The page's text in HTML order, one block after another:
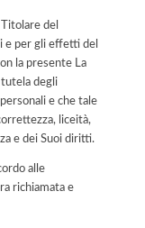
del
e per gli effetti del
la presente La
degli
e che tale
liceità,
e dei Suoi diritti.
alle
richiamata e